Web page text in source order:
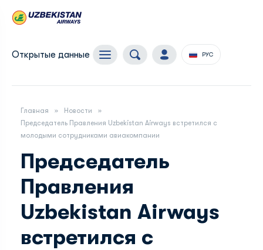
Открытые данные РУС
Главная
Новости
Председатель Правления Uzbekistan Airways встретился с
молодыми сотрудниками авиакомпании
Председатель
Правления
Uzbekistan Airways
встретился с